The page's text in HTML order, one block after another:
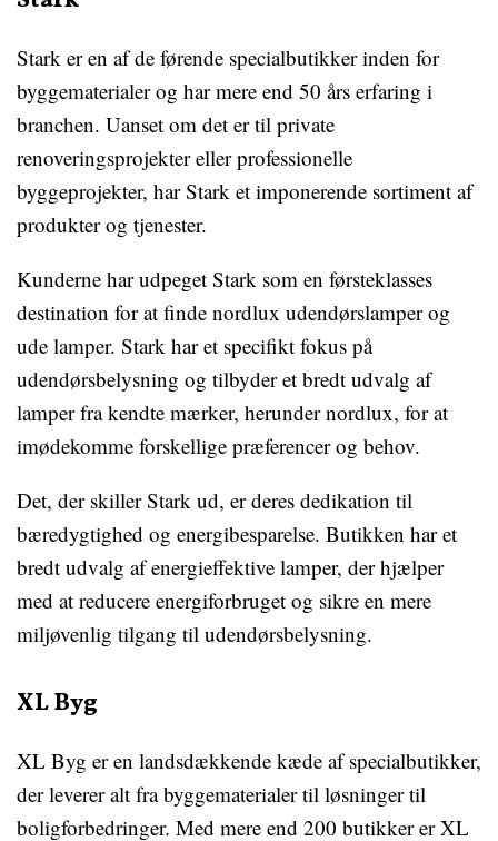
Stark er en af de førende specialbutikker inden for
byggematerialer og har mere end 50 års erfaring i
branchen. Uanset om det er til private
renoveringsprojekter eller professionelle
byggeprojekter, har Stark et imponerende sortiment af
produkter og tjenester.
Kunderne har udpeget Stark som en førsteklasses
destination for at finde nordlux udendørslamper og
ude lamper. Stark har et specifikt fokus på
udendørsbelysning og tilbyder et bredt udvalg af
lamper fra kendte mærker, herunder nordlux, for at
imødekomme forskellige præferencer og behov.
Det, der skiller Stark ud, er deres dedikation til
bæredygtighed og energibesparelse. Butikken har et
bredt udvalg af energieffektive lamper, der hjælper
med at reducere energiforbruget og sikre en mere
miljøvenlig tilgang til udendørsbelysning.
XL Byg
XL Byg er en landsdækkende kæde af specialbutikker,
der leverer alt fra byggematerialer til løsninger til
boligforbedringer. Med mere end 200 butikker er XL